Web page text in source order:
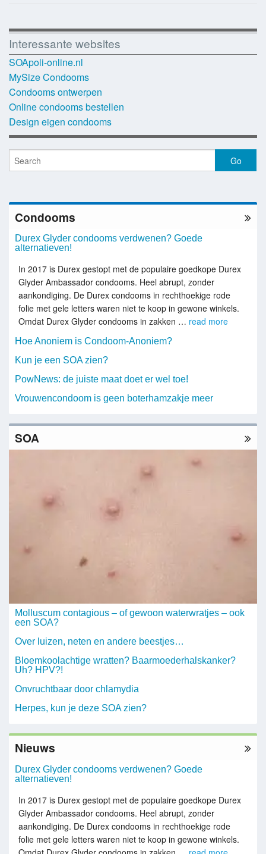
Interessante websites
SOApoli-online.nl
MySize Condooms
Condooms ontwerpen
Online condooms bestellen
Design eigen condooms
Condooms
Durex Glyder condooms verdwenen? Goede
alternatieven!
In 2017 is Durex gestopt met de populaire goedkope Durex
Glyder Ambassador condooms. Heel abrupt, zonder
aankondiging. De Durex condooms in rechthoekige rode
folie met gele letters waren niet te koop in gewone winkels.
Omdat Durex Glyder condooms in zakken … read more
Hoe Anoniem is Condoom-Anoniem?
Kun je een SOA zien?
PowNews: de juiste maat doet er wel toe!
Vrouwencondoom is geen boterhamzakje meer
SOA
Molluscum contagious – of gewoon waterwratjes – ook
een SOA?
Over luizen, neten en andere beestjes…
Bloemkoolachtige wratten? Baarmoederhalskanker?
Uh? HPV?!
Onvruchtbaar door chlamydia
Herpes, kun je deze SOA zien?
Nieuws
Durex Glyder condooms verdwenen? Goede
alternatieven!
In 2017 is Durex gestopt met de populaire goedkope Durex
Glyder Ambassador condooms. Heel abrupt, zonder
aankondiging. De Durex condooms in rechthoekige rode
folie met gele letters waren niet te koop in gewone winkels.